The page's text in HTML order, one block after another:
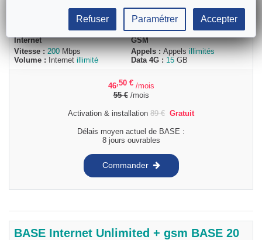
Internet
Vitesse :200Mbps
Volume :
Internet illimité
GSM
Appels :Appelsillimités
Data 4G : 15 GB
46,50 € /mois
55€/mois
Activation & installation 89€ Gratuit
Délais moyen actuel de BASE :
8 jours ouvrables
Commander
BASE Internet Unlimited + gsm BASE 20
Refuser Paramétrer Accepter